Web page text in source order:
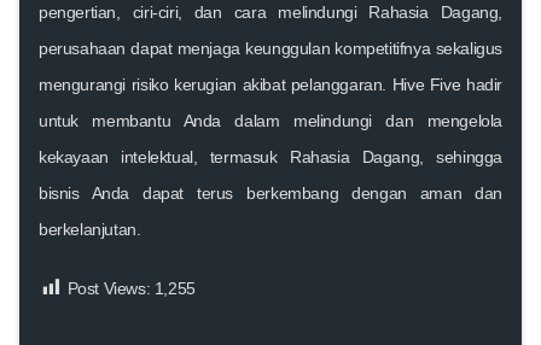
pengertian, ciri-ciri, dan cara melindungi Rahasia Dagang,
perusahaan dapat menjaga keunggulan kompetitifnya sekaligus
mengurangi risiko kerugian akibat pelanggaran. Hive Five hadir
untuk membantu Anda dalam melindungi dan mengelola
kekayaan intelektual, termasuk Rahasia Dagang, sehingga
bisnis Anda dapat terus berkembang dengan aman dan
berkelanjutan.
Post Views: 1,255